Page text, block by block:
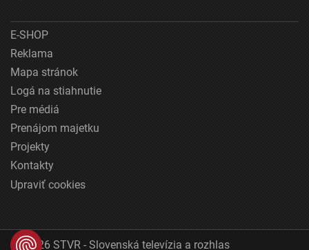
E-SHOP
Reklama
Mapa stránok
Logá na stiahnutie
Pre médiá
Prenájom majetku
Projekty
Kontakty
Upraviť cookies
© 2026 STVR - Slovenská televízia a rozhlas